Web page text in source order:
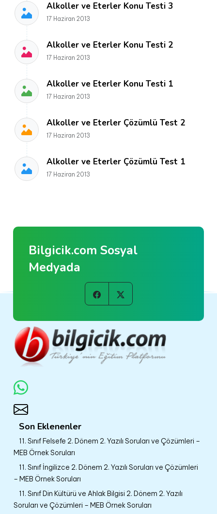
Alkoller ve Eterler Konu Testi 3
17 Haziran 2013
Alkoller ve Eterler Konu Testi 2
17 Haziran 2013
Alkoller ve Eterler Konu Testi 1
17 Haziran 2013
Alkoller ve Eterler Çözümlü Test 2
17 Haziran 2013
Alkoller ve Eterler Çözümlü Test 1
17 Haziran 2013
Bilgicik.com Sosyal
Medyada
Son Eklenenler
11. Sınıf Felsefe 2. Dönem 2. Yazılı Soruları ve Çözümleri –
MEB Örnek Soruları
11. Sınıf İngilizce 2. Dönem 2. Yazılı Soruları ve Çözümleri
– MEB Örnek Soruları
11. Sınıf Din Kültürü ve Ahlak Bilgisi 2. Dönem 2. Yazılı
Soruları ve Çözümleri – MEB Örnek Soruları